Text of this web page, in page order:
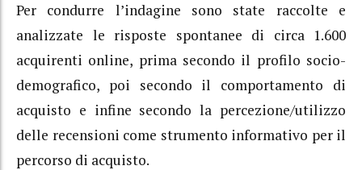
Per condurre l’indagine sono state raccolte e
analizzate le risposte spontanee di circa 1.600
acquirenti online, prima secondo il profilo socio-
demografico, poi secondo il comportamento di
acquisto e infine secondo la percezione/utilizzo
delle recensioni come strumento informativo per il
percorso di acquisto.